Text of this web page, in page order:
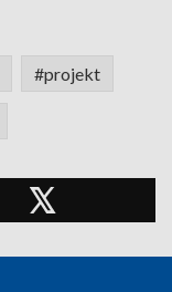
#projekt